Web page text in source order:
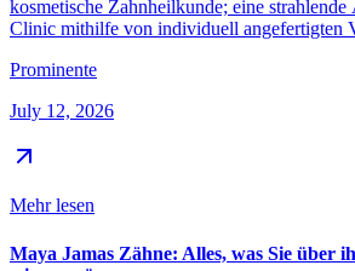
kosmetische Zahnheilkunde; eine
Clinic mithilfe von individuell angefertigten
Prominente
July 12, 2026
Mehr lesen
Maya Jamas Zähne: Alles, was Sie über